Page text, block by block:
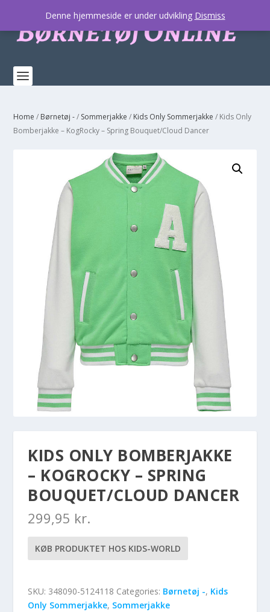
Home / Børnetøj -/ Sommerjakke / Kids Only Sommerjakke / Kids Only
Bomberjakke – KogRocky – Spring Bouquet/Cloud Dancer
KIDS ONLY BOMBERJAKKE
– KOGROCKY – SPRING
BOUQUET/CLOUD DANCER
299,95 kr.
KØB PRODUKTET HOS KIDS-WORLD
SKU: 348090-5124118 Categories: Børnetøj -, Kids
Only Sommerjakke, Sommerjakke
Denne hjemmeside er under udvikling Dismiss